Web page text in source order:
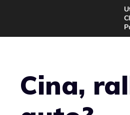
contenuto
Cina,